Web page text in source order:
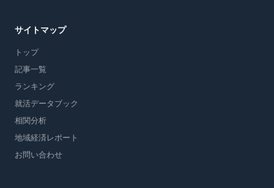
サイトマップ
トップ
記事一覧
ランキング
就活データブック
相関分析
地域経済レポート
お問い合わせ